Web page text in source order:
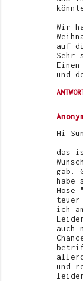
Wir
auf
Sehr
und
Hi
das
gab.
habe
Hose
teuer
ich
auch
und